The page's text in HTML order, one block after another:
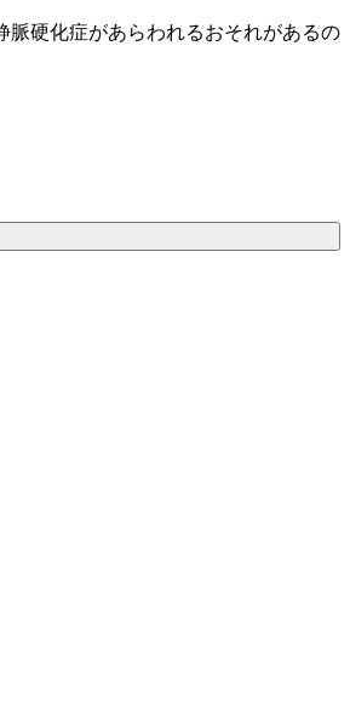
硬化症があらわれるおそれがあるの